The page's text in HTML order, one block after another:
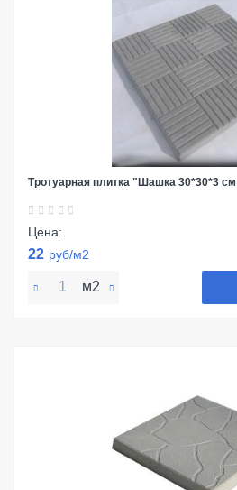
Тротуарная плитка "Шашка 30*30*3
Цена:
22 руб/м2
м2